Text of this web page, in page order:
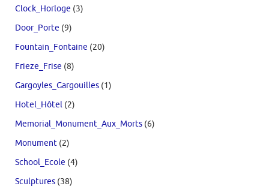
Clock_Horloge (3)
Door_Porte (9)
Fountain_Fontaine (20)
Frieze_Frise (8)
Gargoyles_Gargouilles (1)
Hotel_Hôtel (2)
Memorial_Monument_Aux_Morts (6)
Monument (2)
School_Ecole (4)
Sculptures (38)